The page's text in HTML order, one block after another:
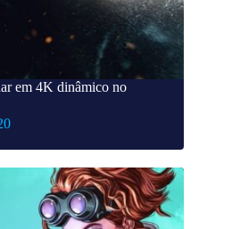
em 4K dinâmico no